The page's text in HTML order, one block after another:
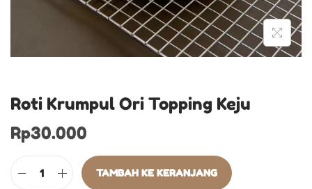
Roti Krumpul Ori Topping Keju
Rp30.000
TAMBAH KE KERANJANG